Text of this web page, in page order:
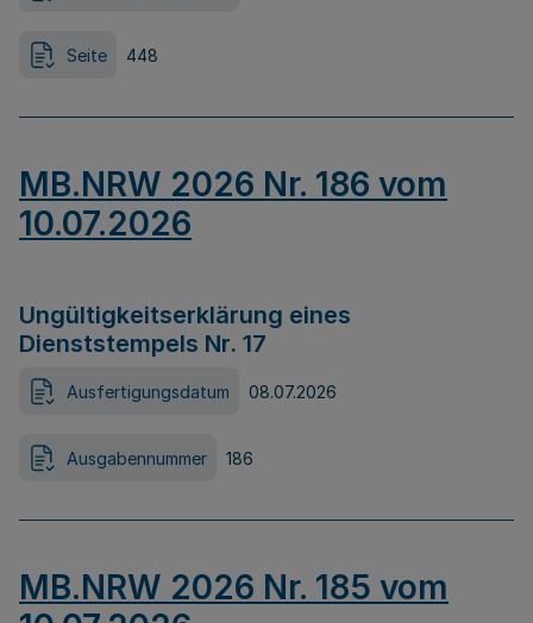
Seite 448
MB.NRW 2026 Nr. 186 vom
10.07.2026
Ungültigkeitserklärung eines
Dienststempels Nr. 17
Ausfertigungsdatum 08.07.2026
Ausgabennummer 186
MB.NRW 2026 Nr. 185 vom